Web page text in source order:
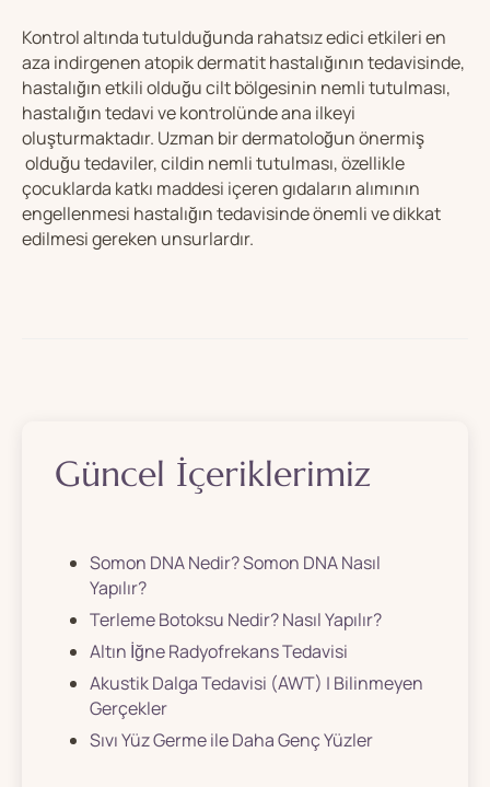
Kontrol altında tutulduğunda rahatsız edici etkileri en
aza indirgenen atopik dermatit hastalığının tedavisinde,
hastalığın etkili olduğu cilt bölgesinin nemli tutulması,
hastalığın tedavi ve kontrolünde ana ilkeyi
oluşturmaktadır. Uzman bir dermatoloğun önermiş
olduğu tedaviler, cildin nemli tutulması, özellikle
çocuklarda katkı maddesi içeren gıdaların alımının
engellenmesi hastalığın tedavisinde önemli ve dikkat
edilmesi gereken unsurlardır.
Güncel İçeriklerimiz
Somon DNA Nedir? Somon DNA Nasıl
Yapılır?
Terleme Botoksu Nedir? Nasıl Yapılır?
Altın İğne Radyofrekans Tedavisi
Akustik Dalga Tedavisi (AWT) | Bilinmeyen
Gerçekler
Sıvı Yüz Germe ile Daha Genç Yüzler